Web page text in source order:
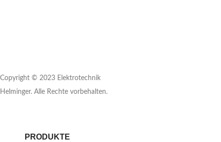
Copyright © 2023 Elektrotechnik
Helminger. Alle Rechte vorbehalten.
PRODUKTE